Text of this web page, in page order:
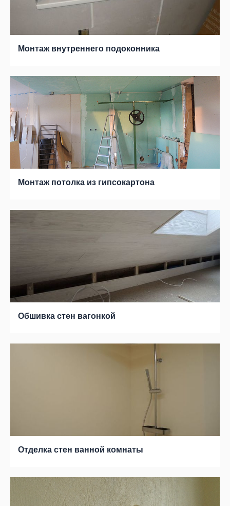
Монтаж внутреннего подоконника
Монтаж потолка из гипсокартона
Обшивка стен вагонкой
Отделка стен ванной комнаты